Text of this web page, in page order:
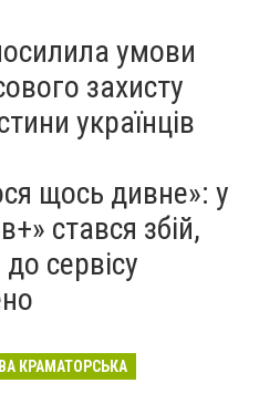
умови
захисту
українців
щось дивне»: у
стався збій,
сервісу
КРАМАТОРСЬКА